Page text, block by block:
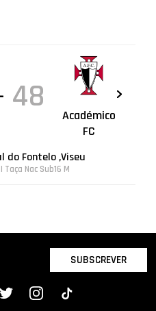
48
Académico
FC
do Fontelo ,Viseu
Taça Nac Sub16 M
SUBSCREVER